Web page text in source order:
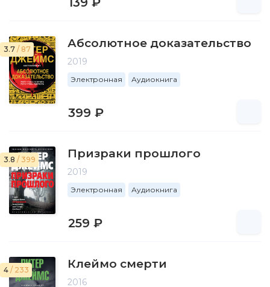
3.7 / 87 Абсолютное доказательство
2019
Электронная Аудиокнига
399 ₽
3.8 / 399 Призраки прошлого
2019
Электронная Аудиокнига
259 ₽
4 / 233 Клеймо смерти
2016